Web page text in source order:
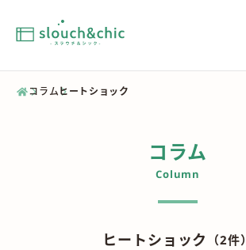
コラムヒートショック
コラム
Column
ヒートショック （2件）